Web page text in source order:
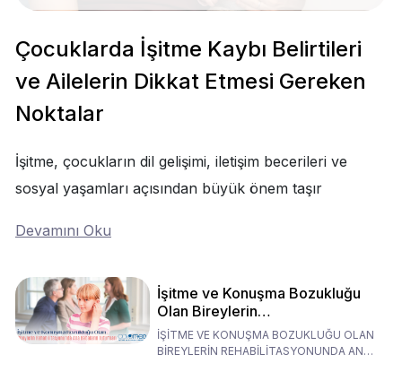
Çocuklarda İşitme Kaybı Belirtileri
ve Ailelerin Dikkat Etmesi Gereken
Noktalar
İşitme, çocukların dil gelişimi, iletişim becerileri ve
sosyal yaşamları açısından büyük önem taşır
Devamını Oku
İşitme ve Konuşma Bozukluğu
Olan Bireylerin
Rehabilitasyonunda Ana
Babaların Tutumları
İŞİTME VE KONUŞMA BOZUKLUĞU OLAN
BİREYLERİN REHABİLİTASYONUNDA ANA